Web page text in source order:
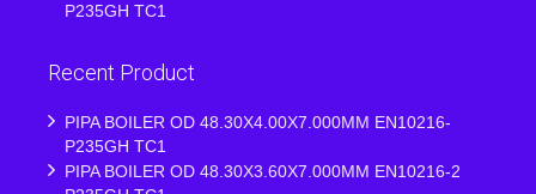
P235GH TC1
Recent Product
PIPA BOILER OD 48.30X4.00X7.000MM EN10216-
P235GH TC1
PIPA BOILER OD 48.30X3.60X7.000MM EN10216-2